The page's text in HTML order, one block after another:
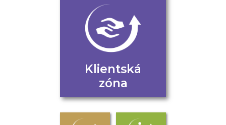
Klientská
zóna